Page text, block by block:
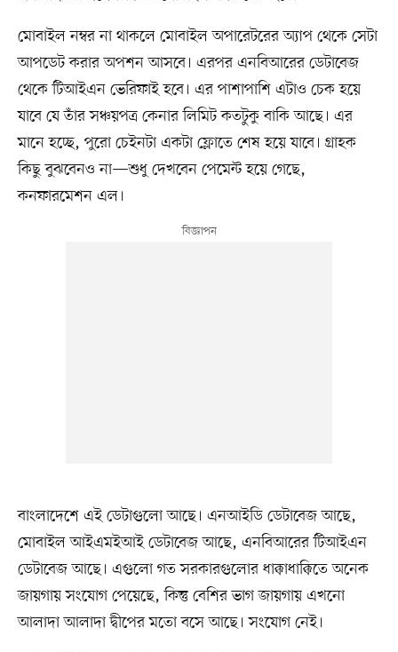
মোবাইল নম্বর না থাকলে মোবাইল অপারেটরের অ্যাপ থেকে সেটা
আপডেট করার অপশন আসবে। এরপর এনবিআরের ডেটাবেজ
থেকে টিআইএন ভেরিফাই হবে। এর পাশাপাশি এটাও চেক হয়ে
যাবে যে তাঁর সঞ্চয়পত্র কেনার লিমিট কতটুকু বাকি আছে। এর
মানে হচ্ছে, পুরো চেইনটা একটা ফ্লোতে শেষ হয়ে যাবে। গ্রাহক
কিছু বুঝবেনও না—শুধু দেখবেন পেমেন্ট হয়ে গেছে,
কনফারমেশন এল।
বাংলাদেশে এই ডেটাগুলো আছে। এনআইডি ডেটাবেজ আছে,
মোবাইল আইএমইআই ডেটাবেজ আছে, এনবিআরের টিআইএন
ডেটাবেজ আছে। এগুলো গত সরকারগুলোর ধাক্কাধাক্কিতে অনেক
জায়গায় সংযোগ পেয়েছে, কিন্তু বেশির ভাগ জায়গায় এখনো
আলাদা আলাদা দ্বীপের মতো বসে আছে। সংযোগ নেই।